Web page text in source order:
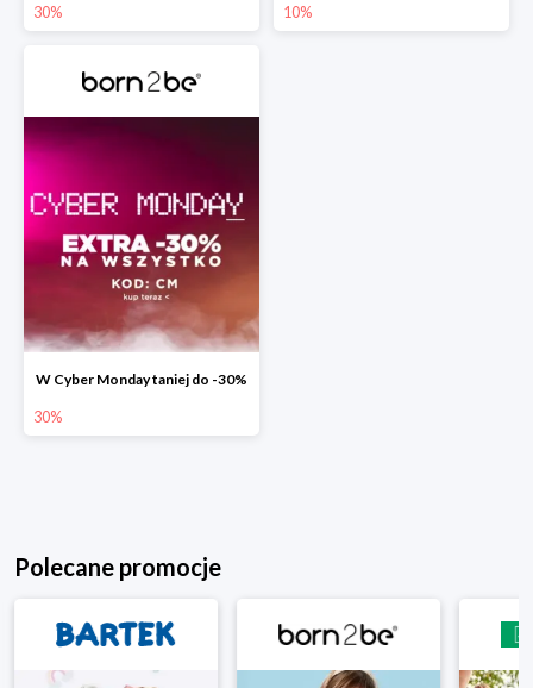
30% 10%
W Cyber Monday taniej do -30%
30%
Polecane promocje